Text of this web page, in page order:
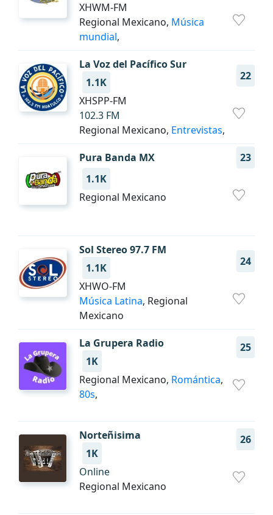
XHWM-FM
Regional Mexicano, Música
mundial,
La Voz del Pacífico Sur
22
1.1K
XHSPP-FM
102.3 FM
Regional Mexicano, Entrevistas,
Pura Banda MX
23
1.1K
Regional Mexicano
Sol Stereo 97.7 FM
24
1.1K
XHWO-FM
Música Latina, Regional
Mexicano
La Grupera Radio
25
1K
Regional Mexicano, Romántica,
80s,
Norteñisima
26
1K
Online
Regional Mexicano